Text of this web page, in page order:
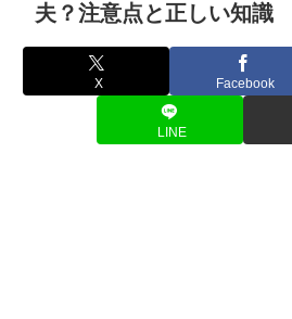
夫？注意点と正しい知識
X Facebook
LINE